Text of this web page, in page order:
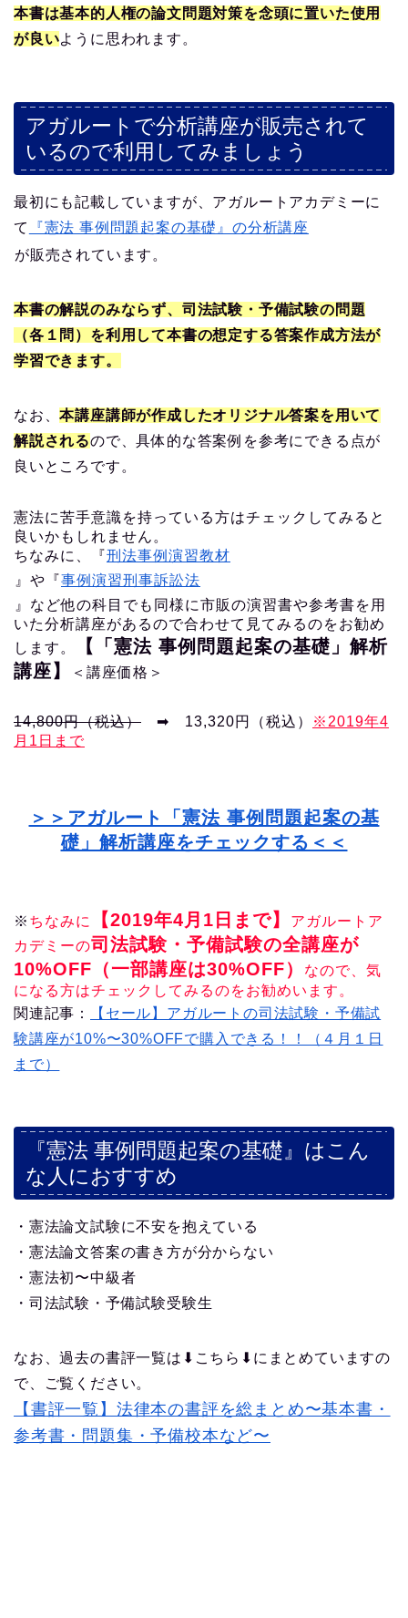
本書は基本的人権の論文問題対策を念頭に置いた使用
が良いように思われます。
アガルートで分析講座が販売されて
いるので利用してみましょう
最初にも記載していますが、アガルートアカデミーに
て
『憲法 事例問題起案の基礎』の分析講座
が販売されています。
本書の解説のみならず、司法試験・予備試験の問題
（各１問）を利用して本書の想定する答案作成方法が
学習できます。
なお、本講座講師が作成したオリジナル答案を用いて
解説されるので、具体的な答案例を参考にできる点が
良いところです。
憲法に苦手意識を持っている方はチェックしてみると
良いかもしれません。
ちなみに、『刑法事例演習教材
』や『事例演習刑事訴訟法
』など他の科目でも同様に市販の演習書や参考書を用
いた分析講座があるので合わせて見てみるのをお勧め
します。
【「憲法 事例問題起案の基礎」解析
講座】
＜講座価格＞
14,800円（税込） ➡︎ 13,320円（税込）
※2019年4
月1日まで
＞＞アガルート「憲法 事例問題起案の基
礎」解析講座をチェックする＜＜
※ ちなみに 【2019年4月1日まで】
アガルートア
カデミーの司法試験・予備試験の全講座が
10%OFF（一部講座は30%OFF）
なので、気
になる方はチェックしてみるのをお勧めいます。
関連記事：
【セール】アガルートの司法試験・予備試
験講座が10%〜30%OFFで購入できる！！（４月１日
まで）
『憲法 事例問題起案の基礎』はこん
な人におすすめ
・憲法論文試験に不安を抱えている
・憲法論文答案の書き方が分からない
・憲法初〜中級者
・司法試験・予備試験受験生
なお、過去の書評一覧は⬇︎こちら⬇︎にまとめていますの
で、ご覧ください。
【書評一覧】法律本の書評を総まとめ〜基本書・
参考書・問題集・予備校本など〜